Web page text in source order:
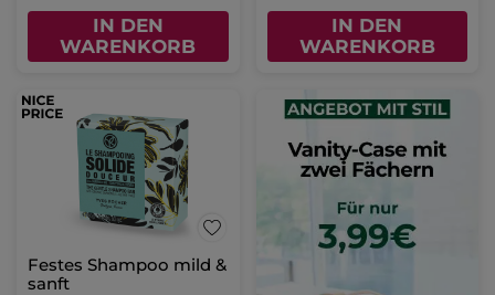
IN DEN
WARENKORB
IN DEN
WARENKORB
Festes Shampoo mild &
sanft